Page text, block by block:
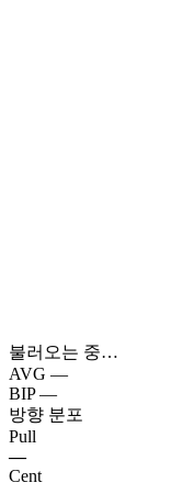
불러오는 중…
AVG —
BIP —
방향 분포
Pull
—
Cent